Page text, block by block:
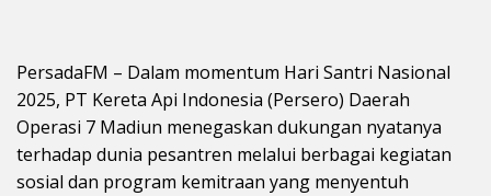
PersadaFM – Dalam momentum Hari Santri Nasional
2025, PT Kereta Api Indonesia (Persero) Daerah
Operasi 7 Madiun menegaskan dukungan nyatanya
terhadap dunia pesantren melalui berbagai kegiatan
sosial dan program kemitraan yang menyentuh